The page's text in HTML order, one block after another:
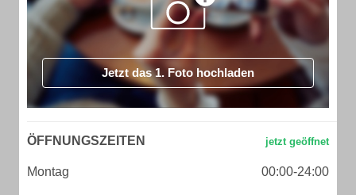
Jetzt das 1. Foto hochladen
ÖFFNUNGSZEITEN
Montag 00:00-24:00